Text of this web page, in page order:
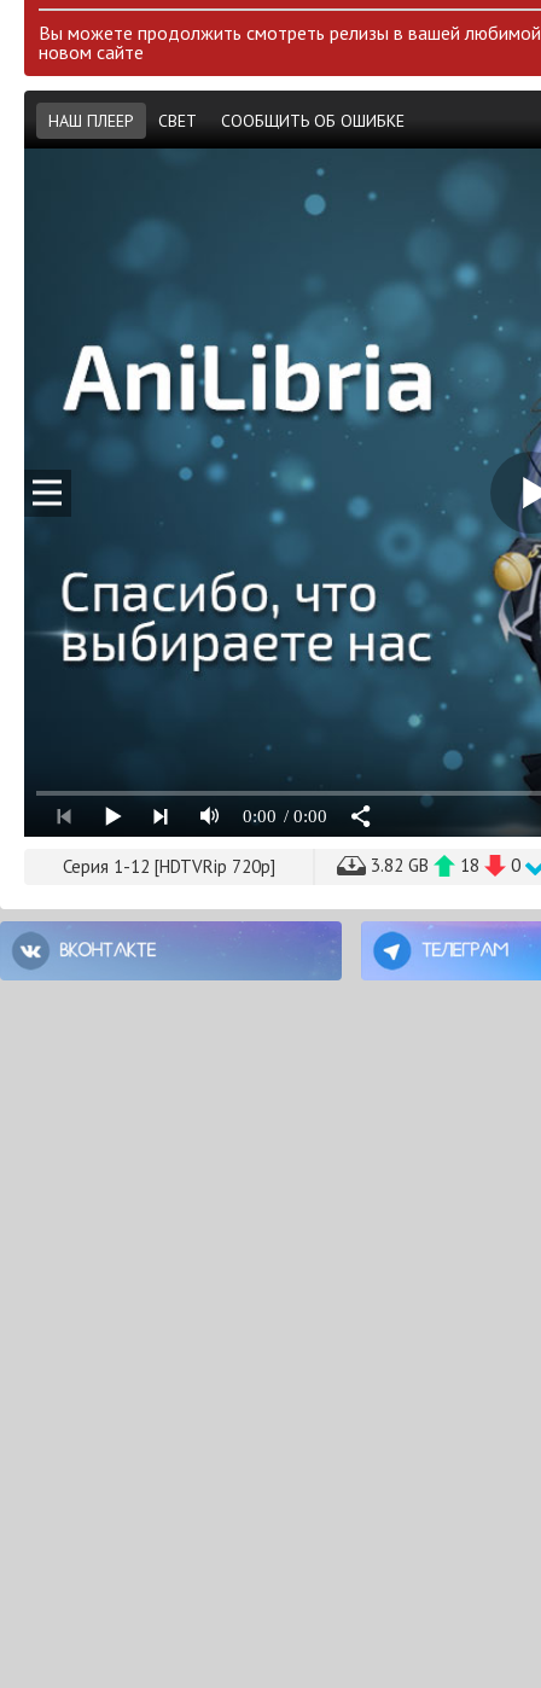
Вы можете продолжить смотреть релизы в вашей
новом сайте
НАШ ПЛЕЕР СВЕТ СООБЩИТЬ ОБ ОШИБКЕ
0:00 / 0:00
Серия 1-12 [HDTVRip 720p] 3.82 GB 18 0